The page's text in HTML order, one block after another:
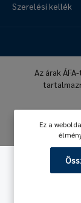
Szerelési kellék
Az árak
Ez a